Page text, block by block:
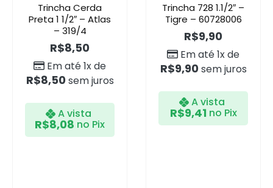
Trincha Cerda
Preta 1 1/2″ – Atlas
– 319/4
R$8,50
Em até 1x de
R$8,50 sem juros
A vista
R$8,08 no Pix
Trincha 728 1.1/2″ –
Tigre – 60728006
R$9,90
Em até 1x de
R$9,90 sem juros
A vista
R$9,41 no Pix